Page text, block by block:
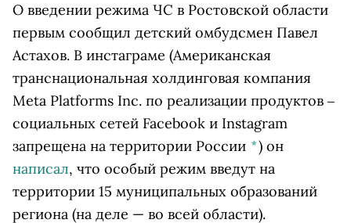
О введении режима ЧС в Ростовской области
первым сообщил детский омбудсмен Павел
Астахов. В инстаграме (Американская
транснациональная холдинговая компания
Meta Platforms Inc. по реализации продуктов ‒
социальных сетей Facebook и Instagram
запрещена на территории России *) он
написал, что особый режим введут на
территории 15 муниципальных образований
региона (на деле — во всей области).